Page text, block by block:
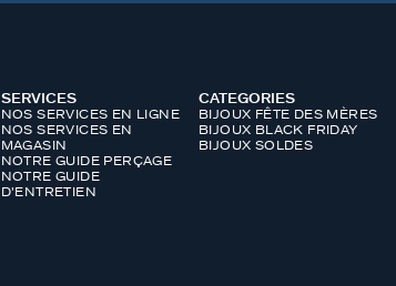
SERVICES
NOS SERVICES EN LIGNE
NOS SERVICES EN
MAGASIN
NOTRE GUIDE PERÇAGE
NOTRE GUIDE
D'ENTRETIEN
CATEGORIES
BIJOUX FÊTE DES MÈRES
BIJOUX BLACK FRIDAY
BIJOUX SOLDES